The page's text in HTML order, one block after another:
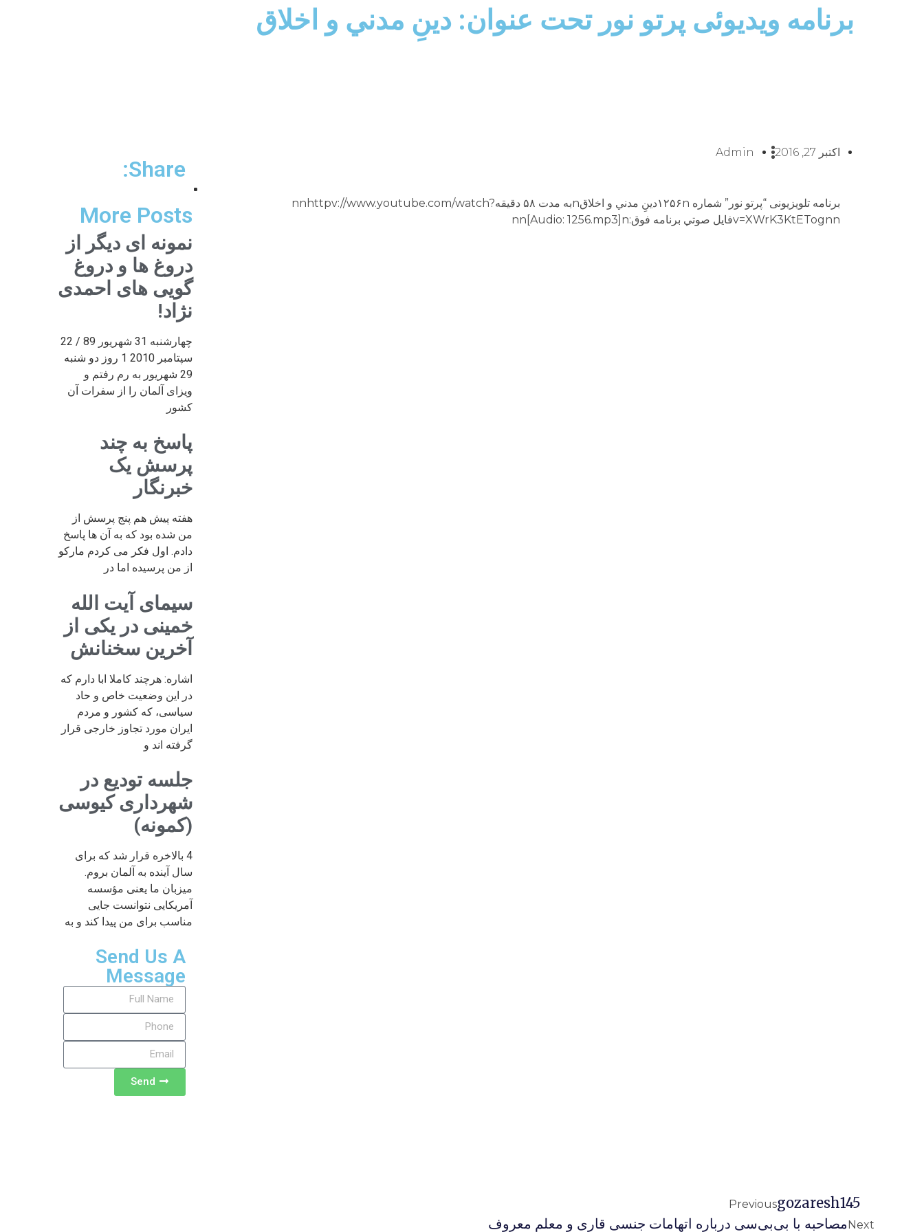
برنامه ویدیوئى پرتو نور تحت عنوان: دينِ مدني و اخلاق
اکتبر 27, 2016 Admin
برنامه تلويزيونى “پرتو نور” شماره ۱۲۵۶nدينِ مدني و اخلاقnبه مدت ۵۸ دقيقهnnhttpv://www.youtube.com/watch?
v=XWrK3KtETognnفايل صوتي برنامه فوق:nn[Audio: 1256.mp3]n
Share:
More Posts
نمونه ای دیگر از
دروغ ها و دروغ
گویی های احمدی
نژاد!
چهارشنبه 31 شهریور 89 / 22
سپتامبر 2010 1 روز دو شنبه
29 شهریور به رم رفتم و
ویزای آلمان را از سفرات آن
کشور
پاسخ به چند
پرسش یک
خبرنگار
هفته پیش هم پنج پرسش از
من شده بود که به آن ها پاسخ
دادم. اول فکر می کردم مارکو
از من پرسیده اما در
سیمای آیت الله
خمینی در یکی از
آخرین سخنانش
اشاره: هرچند کاملا ابا دارم که
در این وضعیت خاص و حاد
سیاسی، که کشور و مردم
ایران مورد تجاوز خارجی قرار
گرفته اند و
جلسه تودیع در
شهرداری کیوسی
(کمونه)
4 بالاخره قرار شد که برای
سال آینده به آلمان بروم.
میزبان ما یعنی مؤسسه
آمریکایی نتوانست جایی
مناسب برای من پیدا کند و به
Send Us A
Message
Send
PreviousGozaresh145
Nextمصاحبه با بى‌بى‌سى درباره اتهامات جنسی قاری و معلم معروف